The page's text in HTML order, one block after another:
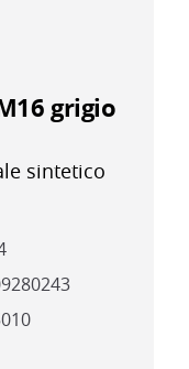
grigio
sintetico